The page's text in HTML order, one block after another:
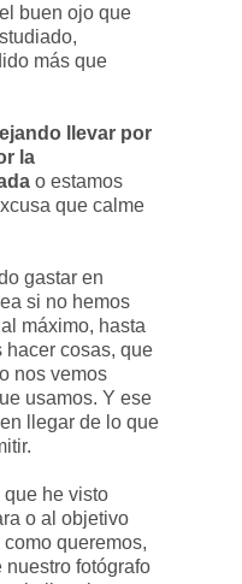
buen ojo que
más que
llevar por
la
o estamos
que calme
gastar en
si no hemos
máximo, hasta
hacer cosas, que
nos vemos
usamos. Y ese
llegar de lo que
que he visto
o al objetivo
queremos,
nuestro fotógrafo